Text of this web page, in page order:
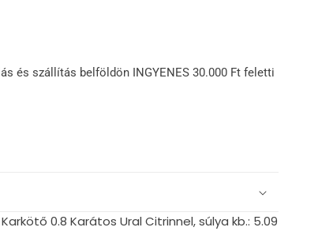
és szállítás belföldön INGYENES 30.000 Ft feletti
0.8 Karátos Ural Citrinnel, súlya kb.: 5.09